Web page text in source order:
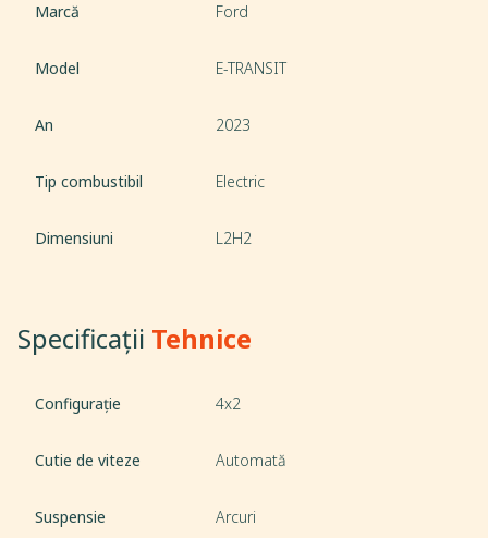
Marcă Ford
Model E-TRANSIT
An 2023
Tip combustibil Electric
Dimensiuni L2H2
Specificații Tehnice
Configurație 4x2
Cutie de viteze Automată
Suspensie Arcuri